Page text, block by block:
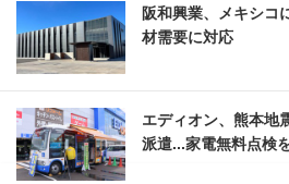
阪和興業、メキシコ
材需要に対応
エディオン、熊本地
派遣...家電無料点検